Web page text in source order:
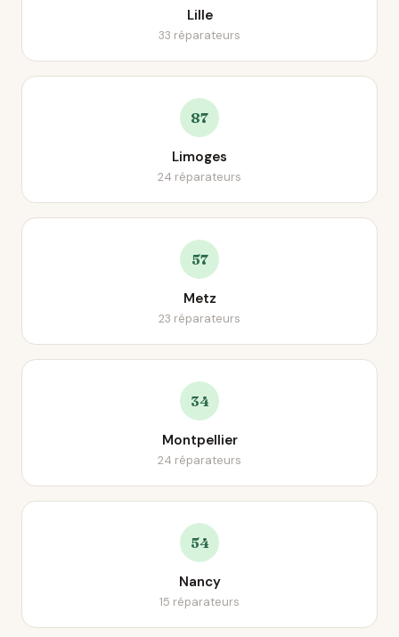
Lille
33 réparateurs
87
Limoges
24 réparateurs
57
Metz
23 réparateurs
34
Montpellier
24 réparateurs
54
Nancy
15 réparateurs